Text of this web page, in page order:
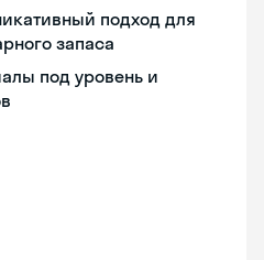
подход для
запаса
под уровень и